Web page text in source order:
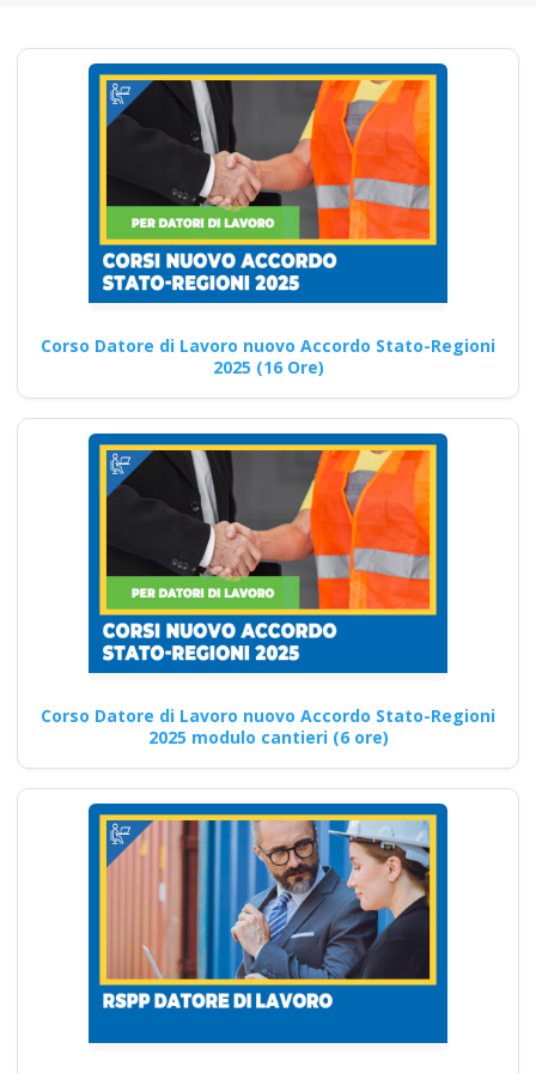
approfondita del
corso di
qualificazione
professionale per
rspp e datori di
lavoro secondo
l'accordo stato-
regioni 2025 Corso
Modulo Aggiuntivo
Corsi FAD per la sicurezza sul
lavoro: competenze e
certificazioni professionali
garantite…
Continua
Nuovi corsi per la
sicurezza sul lavoro
aziendale: linee
guida e normative
attuali Nuovo
accordo stato
regioni 2025 corso
dipendenti in lingua
lavoratori corsi in
lingua corso
formatori docenti
Corso Datore di Lavoro nuovo Accordo Stato-Regioni
2025 (16 Ore)
Corso Datore di Lavoro nuovo Accordo Stato-Regioni
2025 modulo cantieri (6 ore)